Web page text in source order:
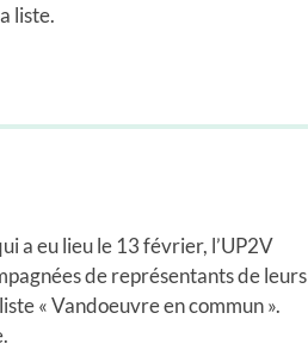
liste.
a eu lieu le 13 février, l’UP2V
de représentants de leurs
« Vandoeuvre en commun ».